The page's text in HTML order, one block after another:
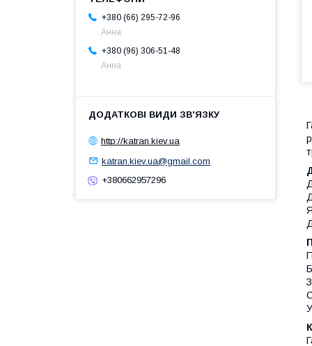
+380 (66) 295-72-96
Анна
+380 (96) 306-51-48
Анна
http://katran.kiev.ua
katran.kiev.ua@gmail.com
+380662957296